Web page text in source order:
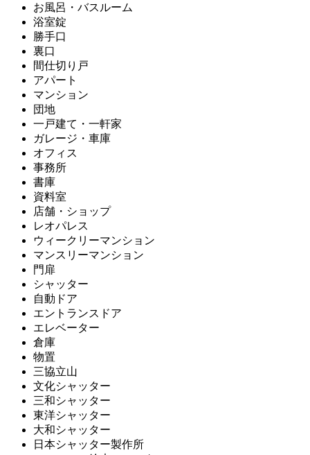
お風呂・バスルーム
浴室錠
勝手口
裏口
間仕切り戸
アパート
マンション
団地
一戸建て・一軒家
ガレージ・車庫
オフィス
事務所
書庫
資料室
店舗・ショップ
レオパレス
ウィークリーマンション
マンスリーマンション
門扉
シャッター
自動ドア
エントランスドア
エレベーター
倉庫
物置
三協立山
文化シャッター
三和シャッター
東洋シャッター
大和シャッター
日本シャッター製作所